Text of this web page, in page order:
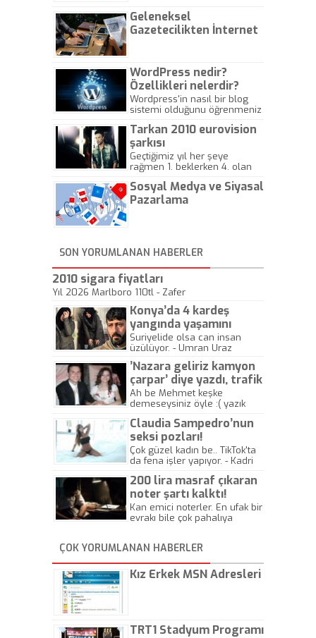
Geleneksel
Gazetecilikten İnternet
WordPress nedir?
Özellikleri nelerdir?
Wordpress'in nasıl bir blog
sistemi olduğunu öğrenmeniz
Tarkan 2010 eurovision
şarkısı
Geçtiğimiz yıl her şeye
rağmen 1. beklerken 4. olan
gösterisinin bu yarışmada
önemli olmadığını anlamıştır.
Sosyal Medya ve Siyasal
Pazarlama
SON YORUMLANAN HABERLER
2010 sigara fiyatları
Yıl 2026 Marlboro 110tl - Zafer
Konya’da 4 kardeş
yangında yaşamını
yitirdi
Suriyelide olsa can insan
üzülüyor. - Umran Uraz
’Nazara geliriz kamyon
çarpar’ diye yazdı, trafik
kazasında öldü!
Ah be Mehmet keşke
demeseysiniz öyle :( yazık
Claudia Sampedro’nun
seksi pozları!
Çok güzel kadın be.. TikTok'ta
da fena işler yapıyor. - Kadri
200 lira masraf çıkaran
noter şartı kalktı!
Kan emici noterler. En ufak bir
evrakı bile çok pahalıya
kaptırıyorsunuz. - Kayhan
Gezenti
ÇOK YORUMLANAN HABERLER
Kız Erkek MSN Adresleri
TRT1 Stadyum Programı